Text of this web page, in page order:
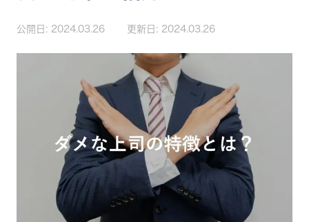
公開日: 2024.03.26 更新日: 2024.03.26